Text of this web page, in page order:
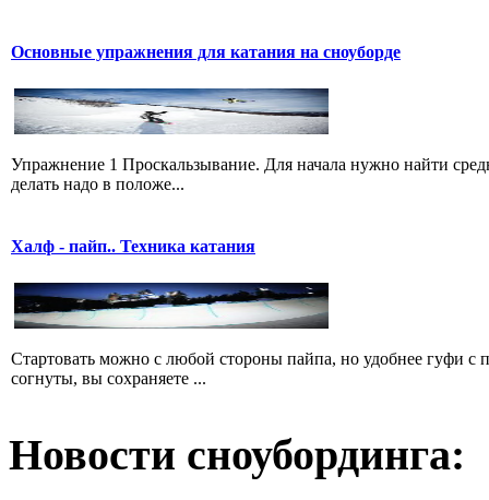
Основные упражнения для катания на сноуборде
Упражнение 1 Проскальзывание. Для начала нужно найти
делать надо в положе...
Халф - пайп.. Техника катания
Стартовать можно с любой стороны пайпа, но удобнее гуфи с
согнуты, вы сохраняете ...
Новости сноубординга: